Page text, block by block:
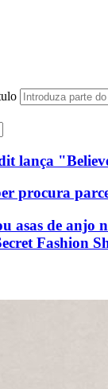
lança
procura
asas de anjo
Fashion